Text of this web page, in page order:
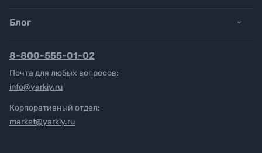
Блог
8-800-555-01-02
Почта для любых вопросов:
info@yarkiy.ru
Корпоративный отдел:
market@yarkiy.ru